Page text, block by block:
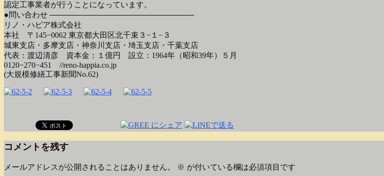
認定工事業者が行うことになっています。
●問い合わせ ───────────────────────────
リノ・ハピア株式会社
本社 〒145−0062 東京都大田区北千束３−１−３
城東支店・多摩支店・神奈川支店・埼玉支店・千葉支店
代表：渡辺清彦 資本金：１億円 設立：1964年（昭和39年）５月
0120−270−451 //reno-happia.co.jp
(大規模修繕工事新聞No.62)
コメントを残す
メールアドレスが公開されることはありません。 ※ が付いている欄は必須項目です